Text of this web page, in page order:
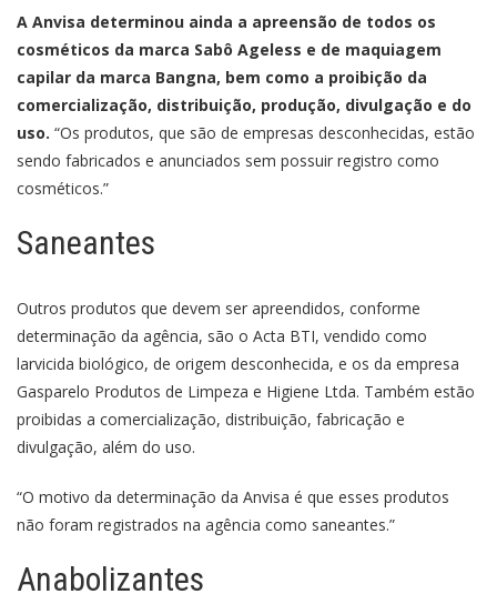
A Anvisa determinou ainda a apreensão de todos os
cosméticos da marca Sabô Ageless e de maquiagem
capilar da marca Bangna, bem como a proibição da
comercialização, distribuição, produção, divulgação e do
uso. “Os produtos, que são de empresas desconhecidas, estão
sendo fabricados e anunciados sem possuir registro como
cosméticos.”
Saneantes
Outros produtos que devem ser apreendidos, conforme
determinação da agência, são o Acta BTI, vendido como
larvicida biológico, de origem desconhecida, e os da empresa
Gasparelo Produtos de Limpeza e Higiene Ltda. Também estão
proibidas a comercialização, distribuição, fabricação e
divulgação, além do uso.
“O motivo da determinação da Anvisa é que esses produtos
não foram registrados na agência como saneantes.”
Anabolizantes